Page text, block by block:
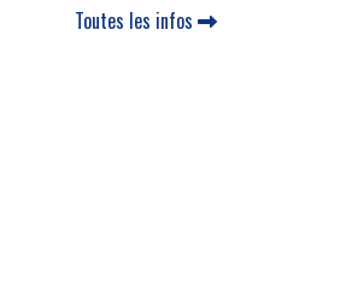
Toutes les infos